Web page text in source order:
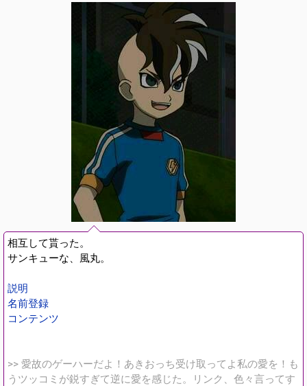
相互して貰った。
サンキューな、風丸。
説明
名前登録
コンテンツ
>> 愛故のゲーハーだよ！あきおっち受け取ってよ私の愛を！も
うツッコミが鋭すぎて逆に愛を感じた。リンク、色々言ってす